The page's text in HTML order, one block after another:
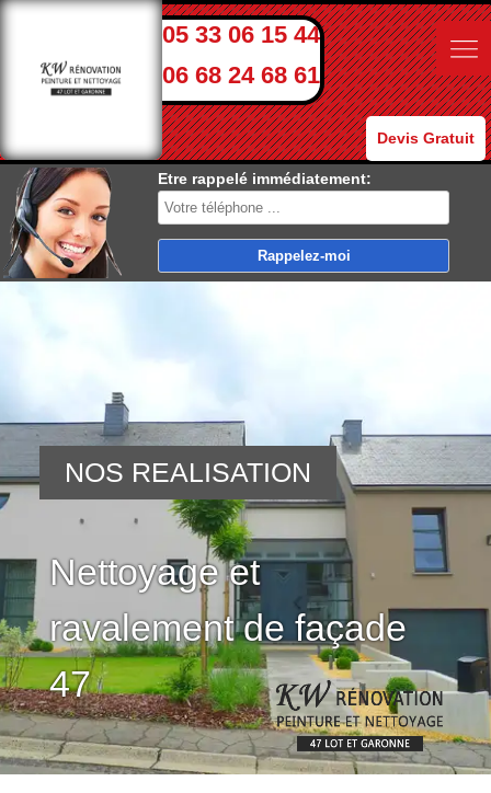
05 33 06 15 44
06 68 24 68 61
Devis Gratuit
Etre rappelé immédiatement:
Nettoyage et
ravalement de façade
47
NOS REALISATION